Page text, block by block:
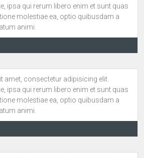
ipsa qui rerum libero enim et sunt quas
molestiae ea, optio quibusdam a
animi.
amet, consectetur adipisicing elit.
ipsa qui rerum libero enim et sunt quas
molestiae ea, optio quibusdam a
animi.